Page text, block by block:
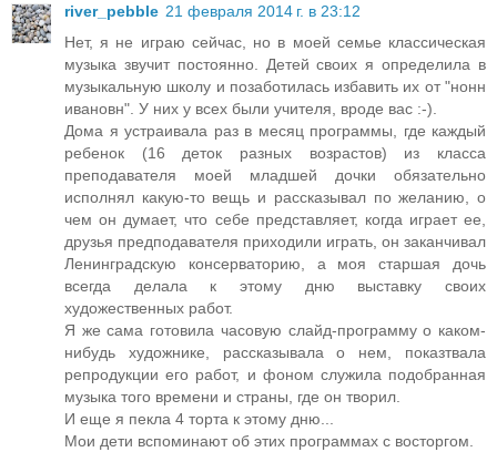
river_pebble 21 февраля 2014 г. в 23:12
Нет, я не играю сейчас, но в моей семье классическая
музыка звучит постоянно. Детей своих я определила в
музыкальную школу и позаботилась избавить их от "нонн
ивановн". У них у всех были учителя, вроде вас :-).
Дома я устраивала раз в месяц программы, где каждый
ребенок (16 деток разных возрастов) из класса
преподавателя моей младшей дочки обязательно
исполнял какую-то вещь и рассказывал по желанию, о
чем он думает, что себе представляет, когда играет ее,
друзья предподавателя приходили играть, он заканчивал
Ленинградскую консерваторию, а моя старшая дочь
всегда делала к этому дню выставку своих
художественных работ.
Я же сама готовила часовую слайд-программу о каком-
нибудь художнике, рассказывала о нем, показтвала
репродукции его работ, и фоном служила подобранная
музыка того времени и страны, где он творил.
И еще я пекла 4 торта к этому дню...
Мои дети вспоминают об этих программах с восторгом.